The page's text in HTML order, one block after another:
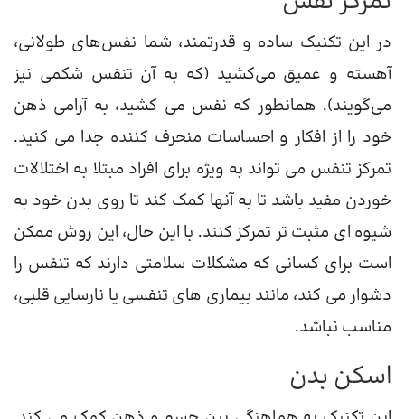
در این تکنیک ساده و قدرتمند، شما نفس‌های طولانی،
آهسته و عمیق می‌کشید (که به آن تنفس شکمی نیز
می‌گویند). همانطور که نفس می کشید، به آرامی ذهن
خود را از افکار و احساسات منحرف کننده جدا می کنید.
تمرکز تنفس می تواند به ویژه برای افراد مبتلا به اختلالات
خوردن مفید باشد تا به آنها کمک کند تا روی بدن خود به
شیوه ای مثبت تر تمرکز کنند. با این حال، این روش ممکن
است برای کسانی که مشکلات سلامتی دارند که تنفس را
دشوار می کند، مانند بیماری های تنفسی یا نارسایی قلبی،
مناسب نباشد.
اسکن بدن